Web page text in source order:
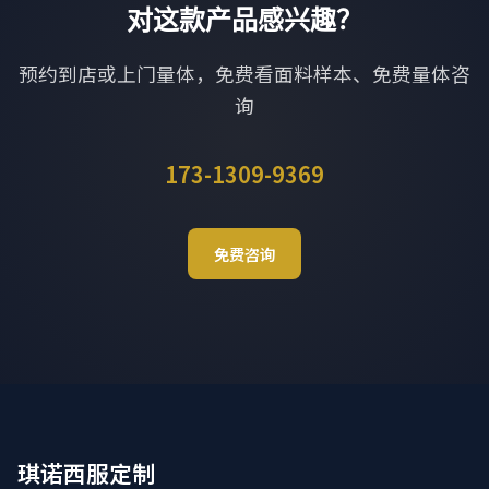
对这款产品感兴趣？
预约到店或上门量体，免费看面料样本、免费量体咨
询
173-1309-9369
免费咨询
琪诺西服定制